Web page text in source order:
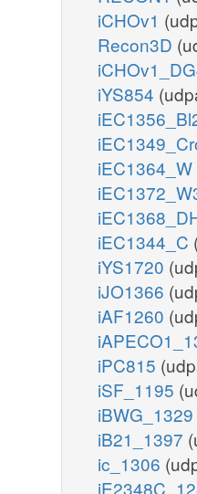
iCHOv1
Recon3D
iYS854
iEC1364_W
iEC1344_C
iYS1720
iJO1366
iAF1260
iPC815
iSF_1195
iBWG_1329
iB21_1397
ic_1306